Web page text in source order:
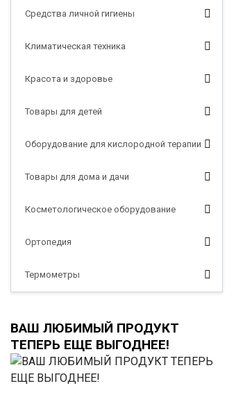
Средства личной гигиены
Климатическая техника
Красота и здоровье
Товары для детей
Оборудование для кислородной терапии
Товары для дома и дачи
Косметологическое оборудование
Ортопедия
Термометры
ВАШ ЛЮБИМЫЙ ПРОДУКТ
ТЕПЕРЬ ЕЩЕ ВЫГОДНЕЕ!